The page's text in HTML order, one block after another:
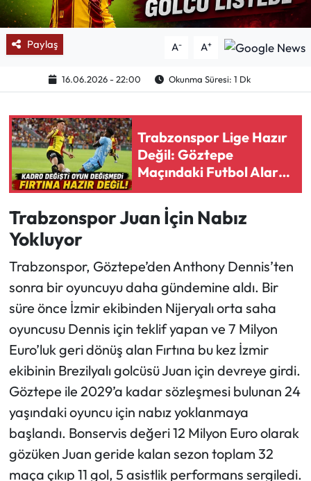
Paylaş A- A+
16.06.2026 - 22:00 Okunma Süresi: 1 Dk
Trabzonspor Lige Hazır
Değil: Göztepe
Maçındaki Futbol Alarm
Verdi
Trabzonspor Juan İçin Nabız
Yokluyor
Trabzonspor, Göztepe’den Anthony Dennis’ten
sonra bir oyuncuyu daha gündemine aldı. Bir
süre önce İzmir ekibinden Nijeryalı orta saha
oyuncusu Dennis için teklif yapan ve 7 Milyon
Euro’luk geri dönüş alan Fırtına bu kez İzmir
ekibinin Brezilyalı golcüsü Juan için devreye girdi.
Göztepe ile 2029’a kadar sözleşmesi bulunan 24
yaşındaki oyuncu için nabız yoklanmaya
başlandı. Bonservis değeri 12 Milyon Euro olarak
gözüken Juan geride kalan sezon toplam 32
maça çıkıp 11 gol, 5 asistlik performans sergiledi.
Karikatür Galeri
BIK
ASTROLOJİ
Spor Yazıları
Mektup Galeri
Sağlık
Turizm
Teknoloji